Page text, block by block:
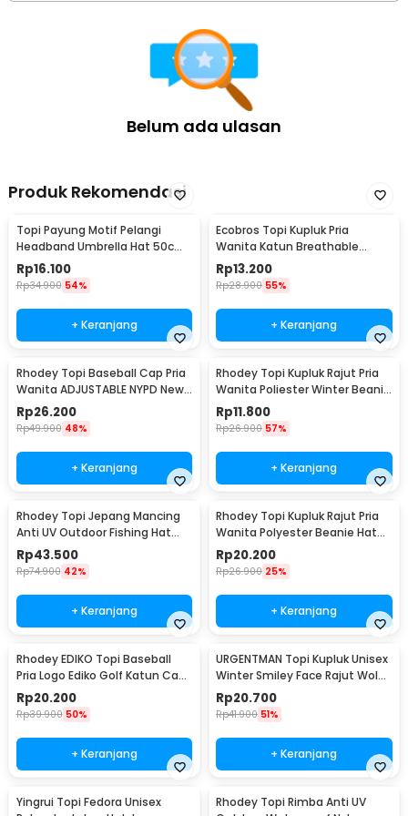
Belum ada ulasan
Produk Rekomendasi
Topi Payung Motif Pelangi
Headband Umbrella Hat 50cm
- W655
Rp16.100
Rp34.900 54%
+ Keranjang
Ecobros Topi Kupluk Pria
Wanita Katun Breathable
Winter Beanie Hat - EC001
Rp13.200
Rp28.900 55%
+ Keranjang
Rhodey Topi Baseball Cap Pria
Wanita ADJUSTABLE NYPD New
York Denim - S8R
Rp26.200
Rp49.900 48%
+ Keranjang
Rhodey Topi Kupluk Rajut Pria
Wanita Poliester Winter Beanie
Hat - R54
Rp11.800
Rp26.900 57%
+ Keranjang
Rhodey Topi Jepang Mancing
Anti UV Outdoor Fishing Hat
Nylon - MH011
Rp43.500
Rp74.900 42%
+ Keranjang
Rhodey Topi Kupluk Rajut Pria
Wanita Polyester Beanie Hat
Winter - EC002
Rp20.200
Rp26.900 25%
+ Keranjang
Rhodey EDIKO Topi Baseball
Pria Logo Ediko Golf Katun Cap
Long Visor - RB68
Rp20.200
Rp39.900 50%
+ Keranjang
URGENTMAN Topi Kupluk Unisex
Winter Smiley Face Rajut Wol
Beanie Hat - NM-DS01
Rp20.700
Rp41.900 51%
+ Keranjang
Yingrui Topi Fedora Unisex
Rhodey Topi Rimba Anti UV